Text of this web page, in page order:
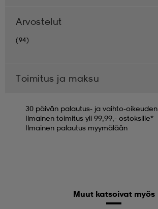
Arvostelut
(94)
Toimitus ja maksu
30 päivän palautus- ja vaihto-oikeuden
Ilmainen toimitus yli 99,99,- ostoksille*
Ilmainen palautus myymälään
Muut katsoivat myös